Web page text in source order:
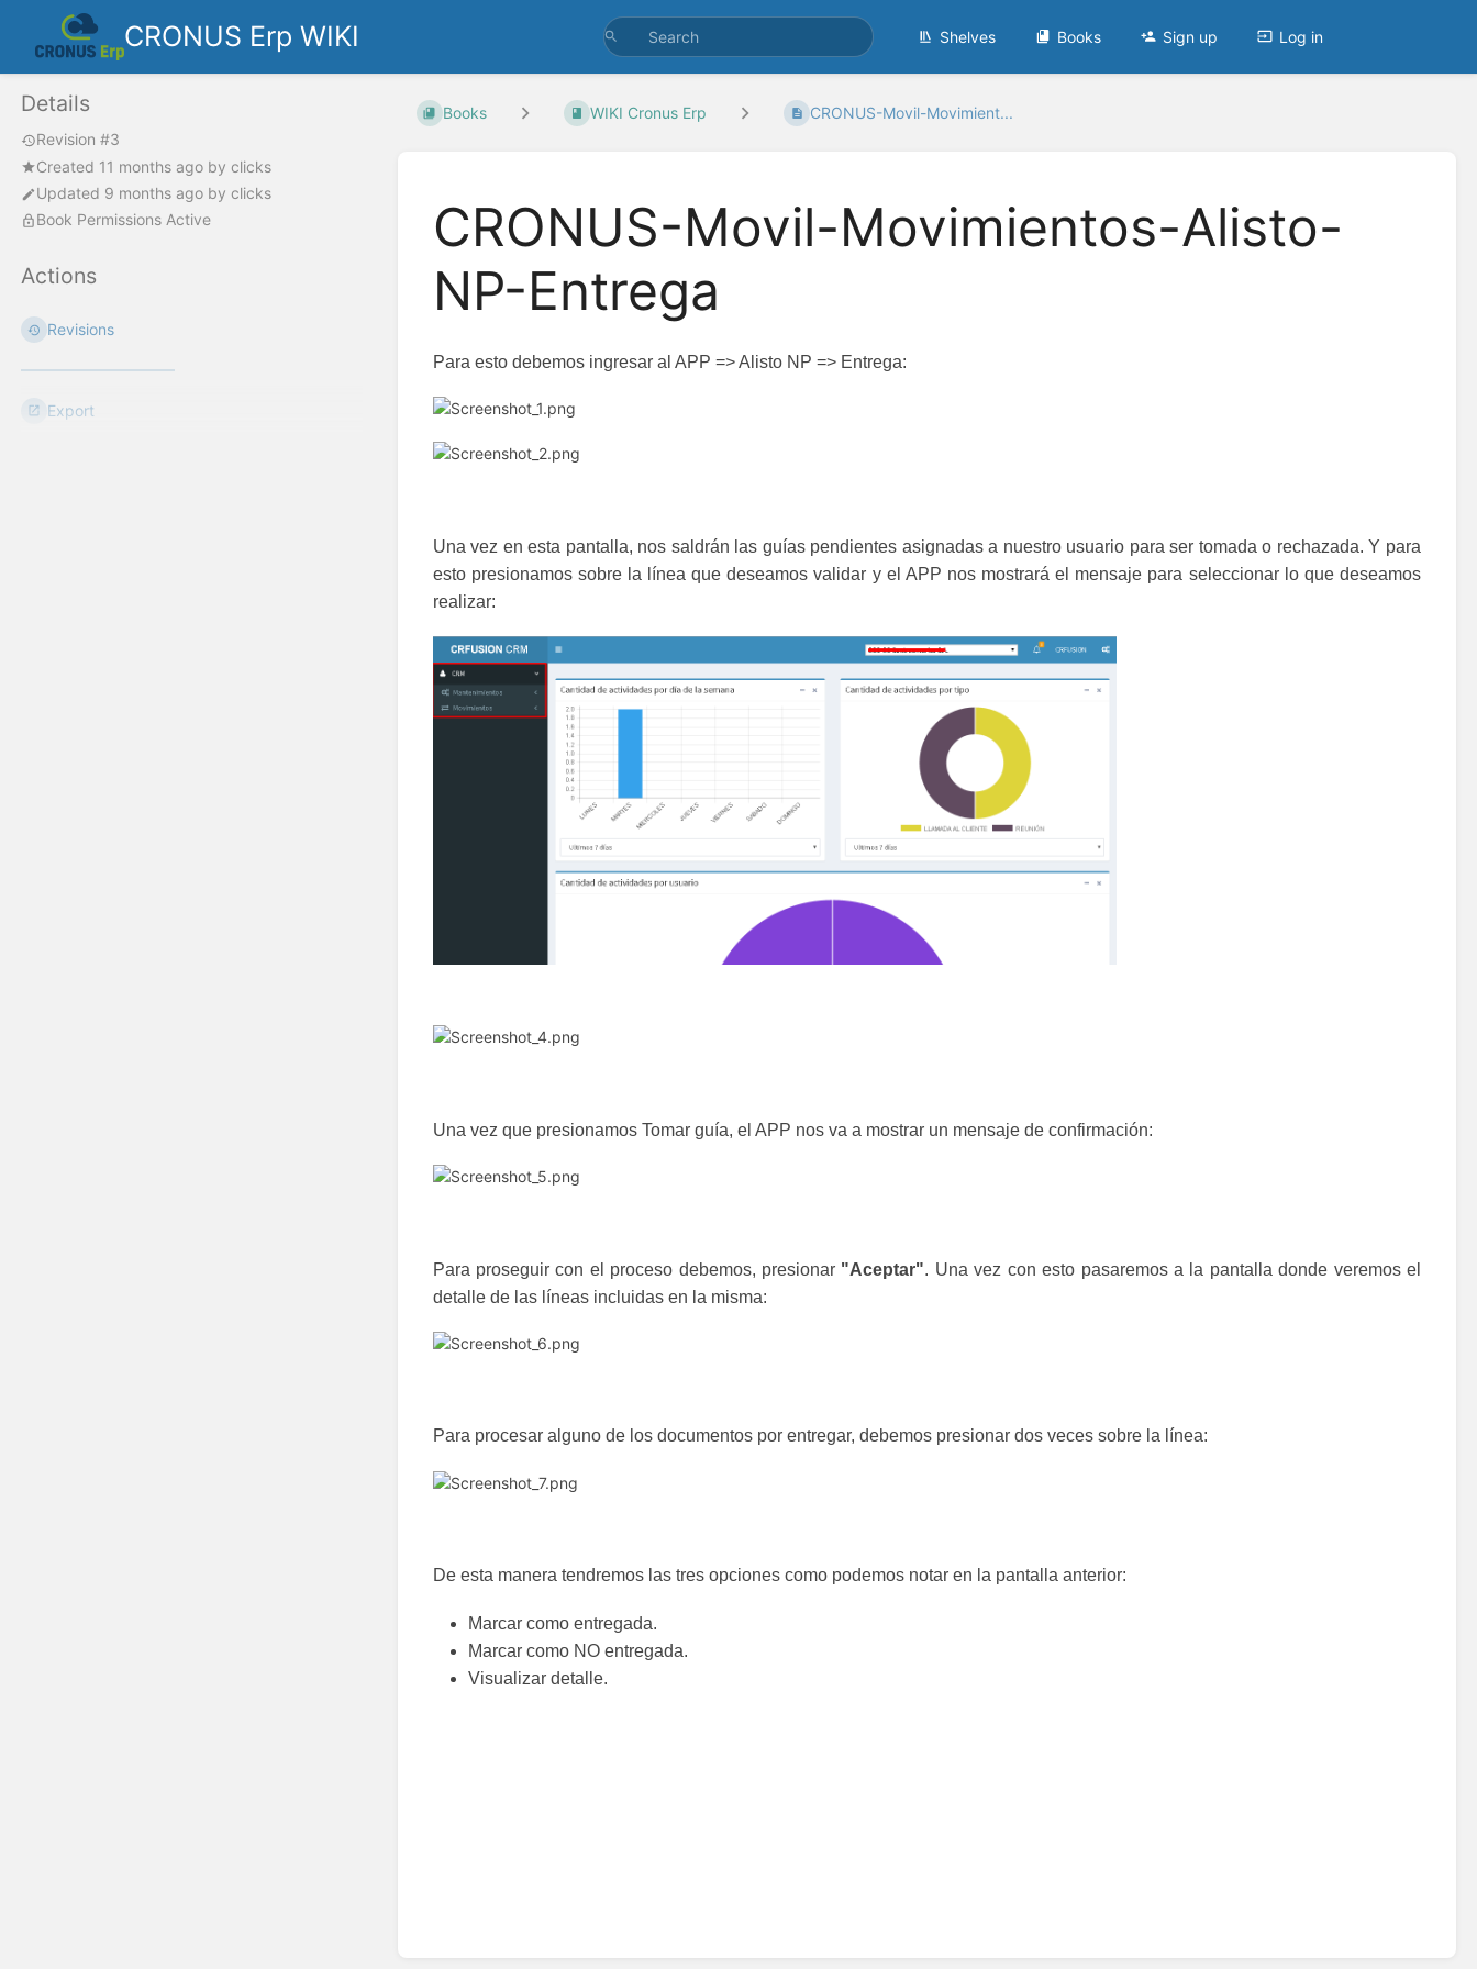
CRONUS Erp WIKI Shelves Books Sign up Log in
Details
Revision #3
Created 11 months ago by clicks
Updated 9 months ago by clicks
Book Permissions Active
Actions
Revisions
Export
Books WIKI Cronus Erp CRONUS-Movil-Movimient...
CRONUS-Movil-Movimientos-Alisto-
NP-Entrega
Para esto debemos ingresar al APP => Alisto NP => Entrega:
Una vez en esta pantalla, nos saldrán las guías pendientes asignadas a nuestro usuario para ser tomada o rechazada. Y para
esto presionamos sobre la línea que deseamos validar y el APP nos mostrará el mensaje para seleccionar lo que deseamos
realizar:
Una vez que presionamos Tomar guía, el APP nos va a mostrar un mensaje de confirmación:
Para proseguir con el proceso debemos, presionar "Aceptar". Una vez con esto pasaremos a la pantalla donde veremos el
detalle de las líneas incluidas en la misma:
Para procesar alguno de los documentos por entregar, debemos presionar dos veces sobre la línea:
De esta manera tendremos las tres opciones como podemos notar en la pantalla anterior:
Marcar como entregada.
Marcar como NO entregada.
Visualizar detalle.